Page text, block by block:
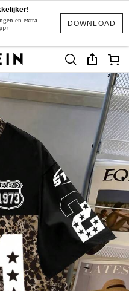
DOWNLOAD
en extra